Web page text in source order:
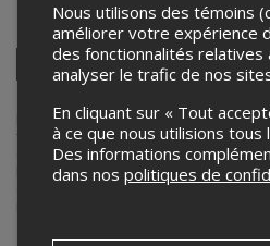
Partagez cet événement
Twitter
courriel
Lepointdevente.com agit à titre de
film de montagne de Banff au Québec
en ligne et la vente de billets pour
Pour plus d’information à propos de
contacter l’organisateur de
Nous utilisons des témoins
améliorer votre expérience
des fonctionnalités
analyser le trafic de nos
En cliquant sur « Tout
à ce que nous utilisions
Des informations
dans nos politiques de